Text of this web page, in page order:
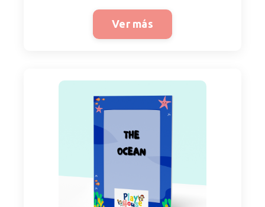
Ver más